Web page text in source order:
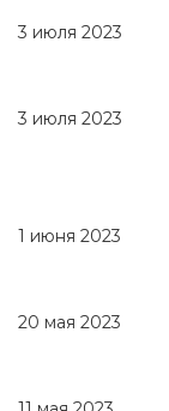
3 июля 2023
3 июля 2023
1 июня 2023
20 мая 2023